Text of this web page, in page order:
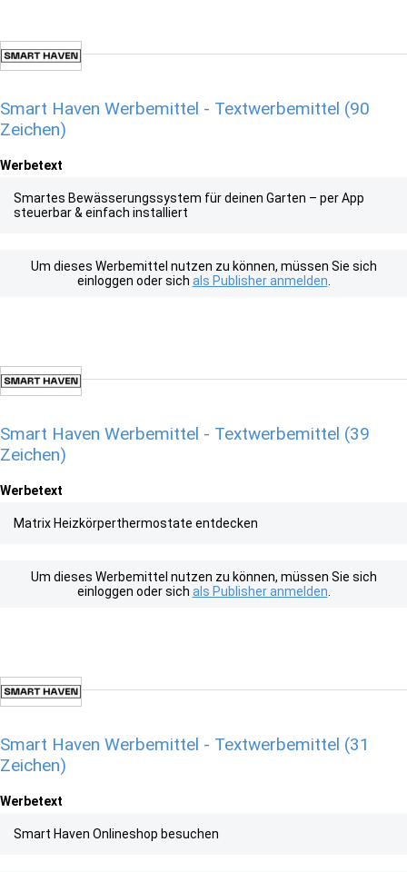
Smart Haven Werbemittel - Textwerbemittel (90
Zeichen)
Werbetext
Smartes Bewässerungssystem für deinen Garten – per App
steuerbar & einfach installiert
Um dieses Werbemittel nutzen zu können, müssen Sie sich
einloggen oder sich als Publisher anmelden
Smart Haven Werbemittel - Textwerbemittel (39
Zeichen)
Werbetext
Matrix Heizkörperthermostate entdecken
Um dieses Werbemittel nutzen zu können, müssen Sie sich
einloggen oder sich als Publisher anmelden
Smart Haven Werbemittel - Textwerbemittel (31
Zeichen)
Werbetext
Smart Haven Onlineshop besuchen